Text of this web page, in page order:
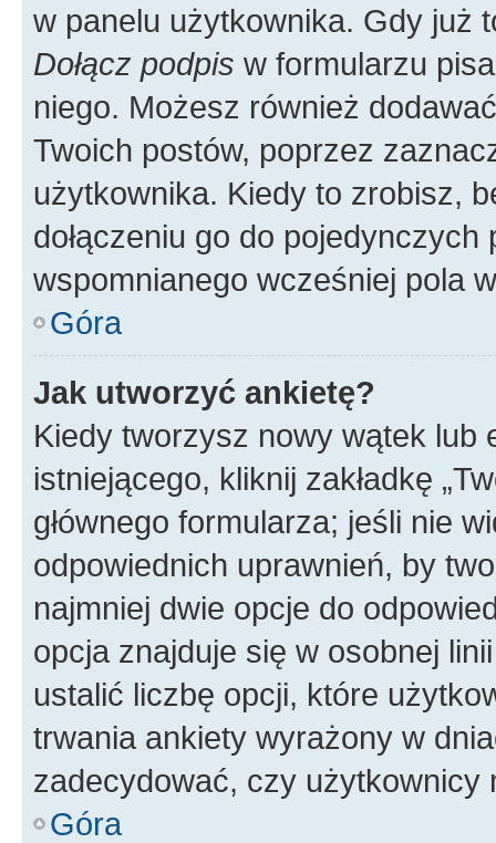
w panelu użytkownika. Gdy już
Dołącz podpis w formularzu
niego. Możesz również
Twoich postów, poprzez
użytkownika. Kiedy to zrobisz,
dołączeniu go do
wspomnianego wcześniej pola
Góra
Jak utworzyć ankietę?
Kiedy tworzysz nowy wątek lub
istniejącego, kliknij zakładkę
głównego formularza; jeśli nie
odpowiednich uprawnień, by
najmniej dwie opcje do
opcja znajduje się w osobnej
ustalić liczbę opcji, które
trwania ankiety wyrażony w
zadecydować, czy użytkownicy
Góra